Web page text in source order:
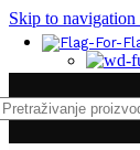
Skip to navigation